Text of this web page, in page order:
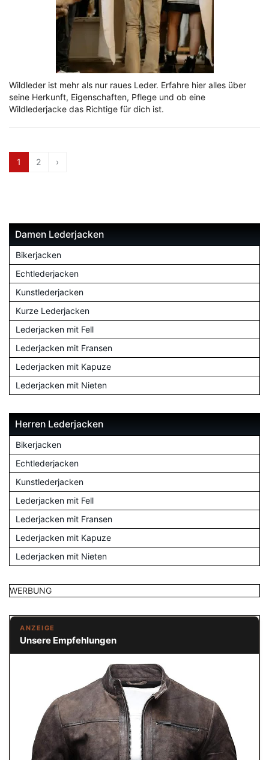
Wildleder ist mehr als nur raues Leder. Erfahre hier alles über
seine Herkunft, Eigenschaften, Pflege und ob eine
Wildlederjacke das Richtige für dich ist.
1 2 ›
Damen Lederjacken
Bikerjacken
Echtlederjacken
Kunstlederjacken
Kurze Lederjacken
Lederjacken mit Fell
Lederjacken mit Fransen
Lederjacken mit Kapuze
Lederjacken mit Nieten
Herren Lederjacken
Bikerjacken
Echtlederjacken
Kunstlederjacken
Lederjacken mit Fell
Lederjacken mit Fransen
Lederjacken mit Kapuze
Lederjacken mit Nieten
WERBUNG
ANZEIGE
Unsere Empfehlungen